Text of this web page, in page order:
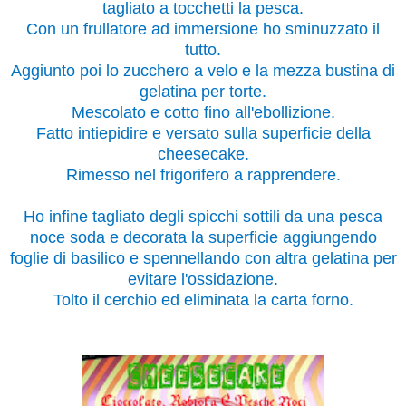
tagliato a tocchetti la pesca.
Con un frullatore ad immersione ho sminuzzato il
tutto.
Aggiunto poi lo zucchero a velo e la mezza bustina di
gelatina per torte.
Mescolato e cotto fino all'ebollizione.
Fatto intiepidire e versato sulla superficie della
cheesecake.
Rimesso nel frigorifero a rapprendere.
Ho infine tagliato degli spicchi sottili da una pesca
noce soda e decorata la superficie aggiungendo
foglie di basilico e spennellando con altra gelatina per
evitare l'ossidazione.
Tolto il cerchio ed eliminata la carta forno.